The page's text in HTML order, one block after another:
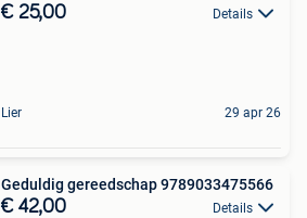
€ 25,00 Details
Lier 29 apr 26
Geduldig gereedschap 9789033475566
€ 42,00 Details